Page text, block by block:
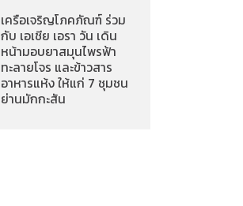
เครือเจริญโภคภัณฑ์ ร่วม
กับ เอเชีย เอรา วัน เดิน
หน้ามอบยาสมุนไพรฟ้า
ทะลายโจร และข้าวสาร
อาหารแห้ง ให้แก่ 7 ชุมชน
ย่านมักกะสัน